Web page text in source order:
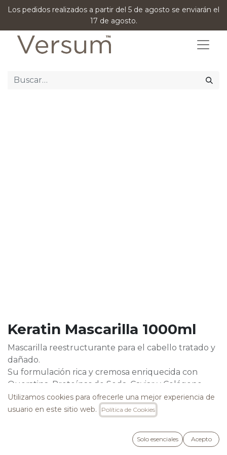
Los pedidos realizados a partir del 5 de agosto se enviarán el
17 de agosto.
Keratin Mascarilla 1000ml
Mascarilla reestructurante para el cabello tratado y
dañado.
Su formulación rica y cremosa enriquecida con
Queratina, Proteínas de Seda, Caviar y Colágeno,
conpropiedadeshidratantesy antienvejecimiento,
desenreda eficazmente y reestructura, evitando el
efecto crespo. Deja el cabello inmediatamente
Utilizamos cookies para ofrecerle una mejor experiencia de
usuario en este sitio web.
Política de Cookies
Solo esenciales Acepto